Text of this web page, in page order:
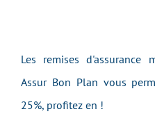
Les remises d'assurance
Assur Bon Plan vous
25%, profitez en !